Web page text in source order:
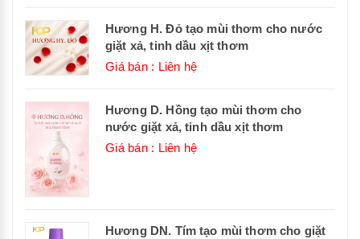
Hương H. Đỏ tạo mùi thơm cho nước
giặt xả, tinh dầu xịt thơm
Giá bán : Liên hệ
Hương D. Hồng tạo mùi thơm cho
nước giặt xả, tinh dầu xịt thơm
Giá bán : Liên hệ
Hương DN. Tím tạo mùi thơm cho giặt